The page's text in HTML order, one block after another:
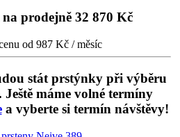
na prodejně 32 870 Kč
od 987 Kč / měsíc
stát prstýnky při výběru
Ještě máme volné termíny
a vyberte si termín návštěvy!